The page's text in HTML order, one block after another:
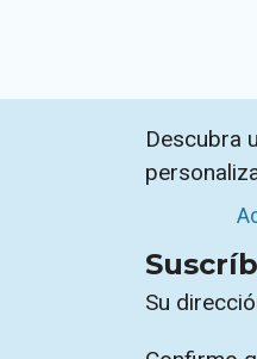
Descubra
Sección